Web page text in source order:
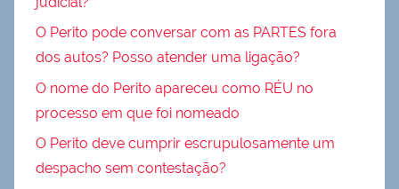
O Perito pode conversar com as PARTES fora
dos autos? Posso atender uma ligação?
O nome do Perito apareceu como RÉU no
processo em que foi nomeado
O Perito deve cumprir escrupulosamente um
despacho sem contestação?